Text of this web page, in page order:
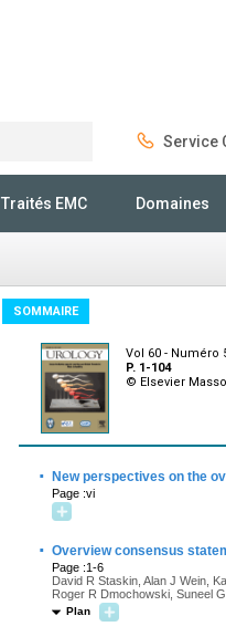
Service
Traités EMC Domaines
SOMMAIRE
Vol 60 - Numéro
P. 1-104
© Elsevier
· New perspectives on the
Page :vi
· Overview consensus
Page :1-6
David R Staskin, Alan J Wein,
Roger R Dmochowski, Suneel
Plan